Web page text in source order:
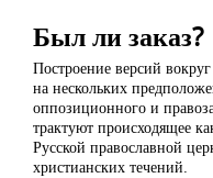
Был ли заказ?
Построение версий
на нескольких
оппозиционного и
трактуют происходящее
Русской православной
христианских течений.